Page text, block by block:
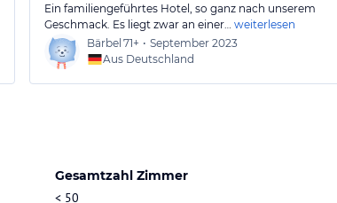
Ein familiengeführtes Hotel, so ganz nach unserem
Geschmack. Es liegt zwar an einer… weiterlesen
Bärbel 71+ • September 2023
Aus Deutschland
Gesamtzahl Zimmer
< 50